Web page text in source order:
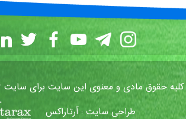
کلیه حقوق مادی و معنوی این سایت برای سایت mkva.ir محفوظ است
طراحی سایت : آرتاراکس